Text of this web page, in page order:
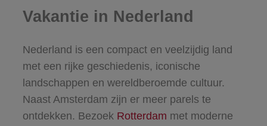
Vakantie in Nederland
Nederland is een compact en veelzijdig land
met een rijke geschiedenis, iconische
landschappen en wereldberoemde cultuur.
Naast Amsterdam zijn er meer parels te
ontdekken. Bezoek Rotterdam met moderne